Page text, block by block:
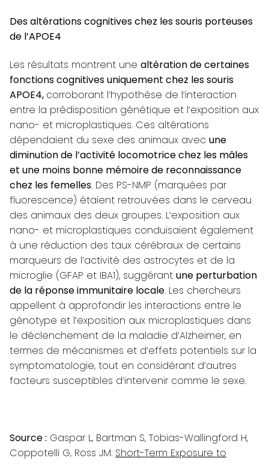
Des altérations cognitives chez les souris porteuses
de l’APOE4
Les résultats montrent une altération de certaines
fonctions cognitives uniquement chez les souris
APOE4, corroborant l’hypothèse de l’interaction
entre la prédisposition génétique et l’exposition aux
nano- et microplastiques. Ces altérations
dépendaient du sexe des animaux avec une
diminution de l’activité locomotrice chez les mâles
et une moins bonne mémoire de reconnaissance
chez les femelles. Des PS-NMP (marquées par
fluorescence) étaient retrouvées dans le cerveau
des animaux des deux groupes. L’exposition aux
nano- et microplastiques conduisaient également
à une réduction des taux cérébraux de certains
marqueurs de l’activité des astrocytes et de la
microglie (GFAP et IBA1), suggérant une perturbation
de la réponse immunitaire locale. Les chercheurs
appellent à approfondir les interactions entre le
génotype et l’exposition aux microplastiques dans
le déclenchement de la maladie d’Alzheimer, en
termes de mécanismes et d’effets potentiels sur la
symptomatologie, tout en considérant d’autres
facteurs susceptibles d’intervenir comme le sexe.
Source : Gaspar L, Bartman S, Tobias-Wallingford H,
Coppotelli G, Ross JM. Short-Term Exposure to